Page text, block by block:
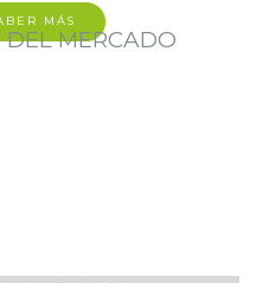
MÁS
MERCADO